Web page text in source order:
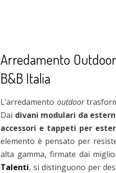
Arredamento
B&B Italia
L’arredamento outdoor
Dai divani modulari da
accessori e tappeti per
elemento è pensato per
alta gamma, firmate dai
Talenti, si distinguono per